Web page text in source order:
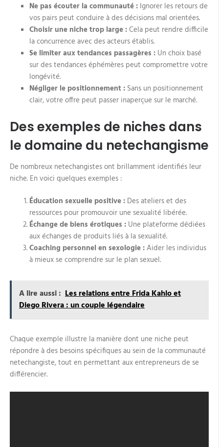
Ne pas écouter la communauté : Ignorer les retours de
vos pairs peut conduire à des décisions mal orientées.
Choisir une niche trop large :Cela peut rendre difficile
la concurrence avec des acteurs établis.
Se limiter aux tendances passagères : Un choix basé
sur des tendances éphémères peut compromettre votre
longévité.
Négliger le positionnement : Sans un positionnement
clair, votre offre peut passer inaperçue sur le marché.
Des exemples de niches dans
le domaine du netechangisme
De nombreux netechangistes ont brillamment identifiés leur
niche. En voici quelques exemples :
Éducation sexuelle positive : Des ateliers et des
ressources pour promouvoir une sexualité libérée.
Échange de biens érotiques : Une plateforme dédiées
aux échanges de produits liés à la sexualité.
Coaching personnel en sexologie :Aider les individus
à mieux se comprendre sur le plan sexuel.
A lire aussi : Les relations entre Frida Kahlo et
Diego Rivera : un couple légendaire
Chaque exemple illustre la manière dont une niche peut
répondre à des besoins spécifiques au sein de la communauté
netechangiste, tout en permettant aux entrepreneurs de se
différencier.